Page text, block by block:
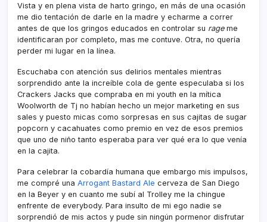
Vista y en plena vista de harto gringo, en más de una ocasión
me dio tentación de darle en la madre y echarme a correr
antes de que los gringos educados en controlar su rageme
identificaran por completo, mas me contuve. Otra, no querí­a
perder mi lugar en la lí­nea.
Escuchaba con atención sus delirios mentales mientras
sorprendido ante la increí­ble cola de gente especulaba si los
Crackers Jacks que compraba en mi youth en la mí­tica
Woolworth de Tj no habí­an hecho un mejor marketing en sus
sales y puesto micas como sorpresas en sus cajitas de sugar
popcorn y cacahuates como premio en vez de esos premios
que uno de niño tanto esperaba para ver qué era lo que vení­a
en la cajita.
Para celebrar la cobardí­a humana que embargo mis impulsos,
me compré una Arrogant Bastard Ale cerveza de San Diego
en la Beyer y en cuanto me subí­ al Trolley me la chingue
enfrente de everybody. Para insulto de mi ego nadie se
sorprendió de mis actos y pude sin ningún pormenor disfrutar